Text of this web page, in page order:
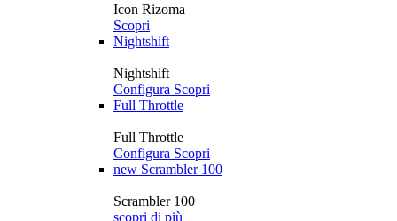
Icon Rizoma
Scopri
Nightshift
Nightshift
Configura Scopri
Full Throttle
Full Throttle
Configura Scopri
new Scrambler 100
Scrambler 100
scopri di più